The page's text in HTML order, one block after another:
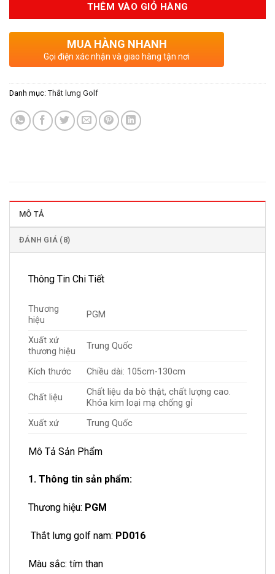
THÊM VÀO GIỎ HÀNG
MUA HÀNG NHANH
Gọi điện xác nhận và giao hàng tận nơi
Danh mục: Thắt lưng Golf
MÔ TẢ
ĐÁNH GIÁ (8)
Thông Tin Chi Tiết
Thương
hiệu
PGM
Xuất xứ
thương hiệu
Trung Quốc
Kích thước Chiều dài: 105cm-130cm
Chất liệu
Chất liệu da bò thật, chất lượng cao.
Khóa kim loại mạ chống gỉ
Xuất xứ
Trung Quốc
Mô Tả Sản Phẩm
1. Thông tin sản phẩm:
️Thương hiệu: PGM
️ Thắt lưng golf nam: PD016
️Màu sắc: tím than